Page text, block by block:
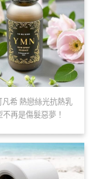
凡希 熱戀絲光抗熱乳
再是傷髮惡夢！